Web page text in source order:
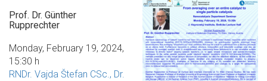
Prof. Dr. Günther
Rupprechter
Monday, February 19, 2024,
15:30 h
RNDr. Vajda Štefan CSc., Dr.